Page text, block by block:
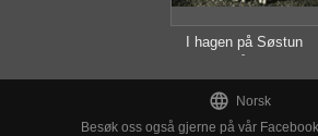
I hagen på Søstun

Norsk
Besøk oss også gjerne på vår